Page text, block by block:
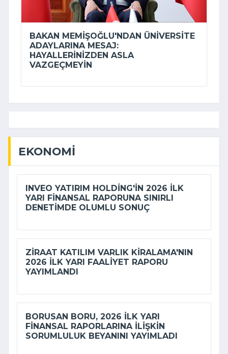
BAKAN MEMIŞOĞLU'NDAN ÜNIVERSITE
ADAYLARINA MESAJ:
HAYALLERINIZDEN ASLA
VAZGEÇMEYIN
EKONOMI
INVEO YATIRIM HOLDING'IN 2026 ILK
YARI FINANSAL RAPORUNA SINIRLI
DENETIMDE OLUMLU SONUÇ
ZIRAAT KATILIM VARLIK KIRALAMA'NIN
2026 ILK YARI FAALIYET RAPORU
YAYIMLANDI
BORUSAN BORU, 2026 ILK YARI
FINANSAL RAPORLARINA ILIŞKIN
SORUMLULUK BEYANINI YAYIMLADI